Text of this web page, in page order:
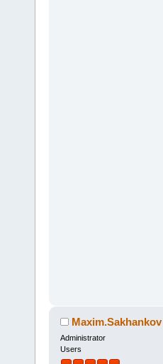
Maxim.Sakhankov
Administrator
Users